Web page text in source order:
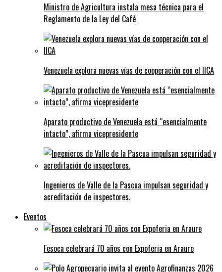
Ministro de Agricultura instala mesa técnica para el
Reglamento de la Ley del Café
Venezuela explora nuevas vías de cooperación con el IICA
Aparato productivo de Venezuela está “esencialmente
intacto”, afirma vicepresidente
Ingenieros de Valle de la Pascua impulsan seguridad y
acreditación de inspectores.
Eventos
Fesoca celebrará 70 años con Expoferia en Araure